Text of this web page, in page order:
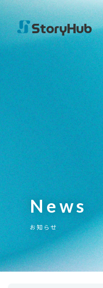
News
お知らせ